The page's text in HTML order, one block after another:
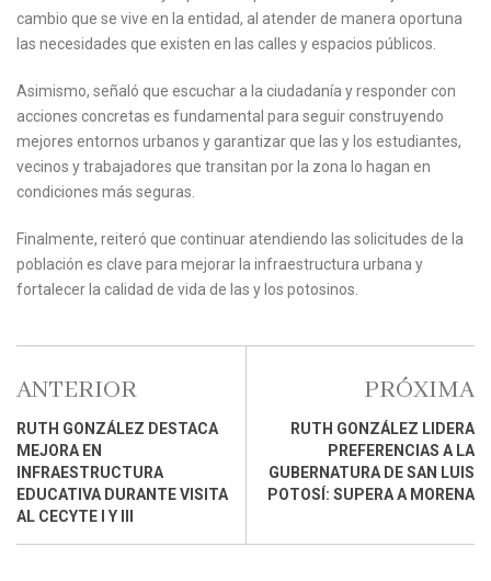
cambio que se vive en la entidad, al atender de manera oportuna
las necesidades que existen en las calles y espacios públicos.
Asimismo, señaló que escuchar a la ciudadanía y responder con
acciones concretas es fundamental para seguir construyendo
mejores entornos urbanos y garantizar que las y los estudiantes,
vecinos y trabajadores que transitan por la zona lo hagan en
condiciones más seguras.
Finalmente, reiteró que continuar atendiendo las solicitudes de la
población es clave para mejorar la infraestructura urbana y
fortalecer la calidad de vida de las y los potosinos.
ANTERIOR
RUTH GONZÁLEZ DESTACA
MEJORA EN
INFRAESTRUCTURA
EDUCATIVA DURANTE VISITA
AL CECYTE I Y III
PRÓXIMA
RUTH GONZÁLEZ LIDERA
PREFERENCIAS A LA
GUBERNATURA DE SAN LUIS
POTOSÍ: SUPERA A MORENA